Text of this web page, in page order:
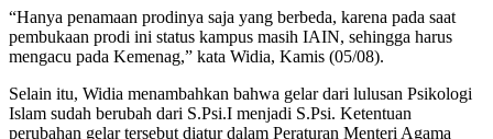
“Hanya penamaan prodinya saja yang berbeda, karena pada saat
pembukaan prodi ini status kampus masih IAIN, sehingga harus
mengacu pada Kemenag,” kata Widia, Kamis (05/08).
Selain itu, Widia menambahkan bahwa gelar dari lulusan Psikologi
Islam sudah berubah dari S.Psi.I menjadi S.Psi. Ketentuan
perubahan gelar tersebut diatur dalam Peraturan Menteri Agama